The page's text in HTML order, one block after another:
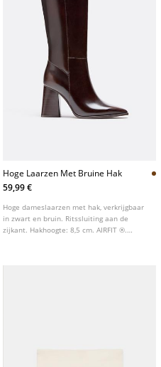
Hoge Laarzen Met Bruine Hak
59,99 €
Hoge dameslaarzen met hak, verkrijgbaar
in zwart en bruin. Ritssluiting aan de
zijkant. Hakhoogte: 8,5 cm. AIRFIT ®.
comfort.